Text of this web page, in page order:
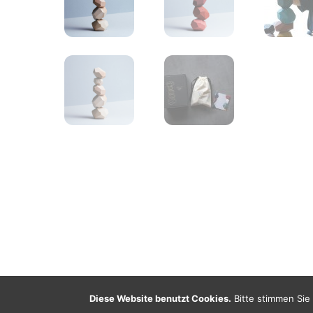
Diese Website benutzt Cookies. Bitte stimmen